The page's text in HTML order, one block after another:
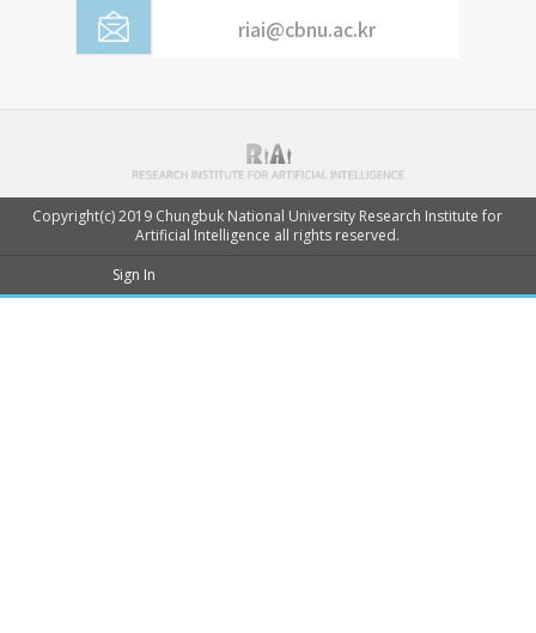
riai@cbnu.ac.kr
Copyright(c) 2019 Chungbuk National University Research Institute for
Artificial Intelligence all rights reserved.
Sign In